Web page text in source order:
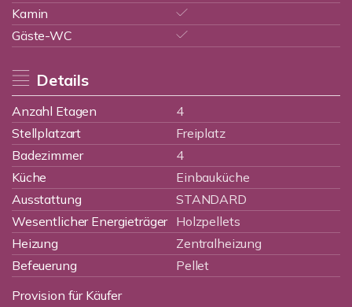
Kamin
Gäste-WC
Details
Anzahl Etagen
4
Stellplatzart
Freiplatz
Badezimmer
4
Küche
Einbauküche
Ausstattung
STANDARD
Wesentlicher Energieträger Holzpellets
Heizung
Zentralheizung
Befeuerung
Pellet
Provision für Käufer